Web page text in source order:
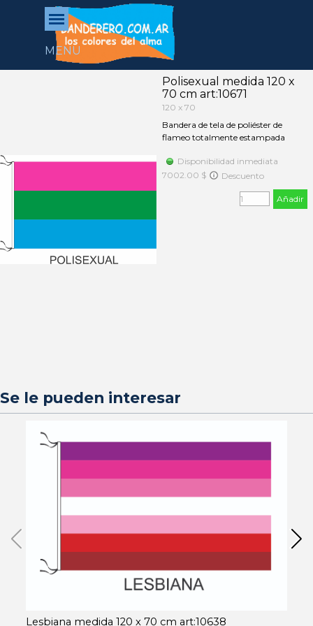
Vaya al Contenido
Saltar menú
MENU
Polisexual medida 120 x
70 cm art:10671
120 x 70
Bandera de tela de poliéster de
flameo totalmente estampada
Disponibilidad inmediata
7002.00 $
Descuento
Añadir
Se le pueden interesar
Lesbiana medida 120 x 70 cm art:10638